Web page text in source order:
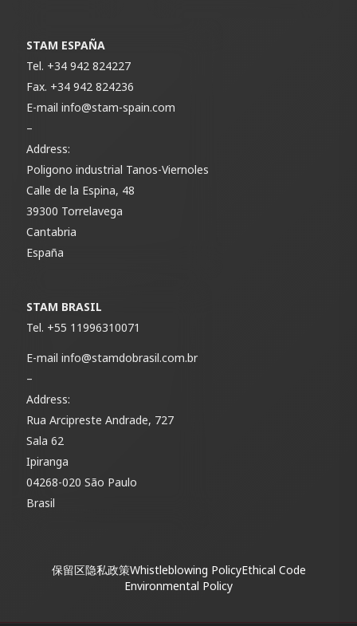
STAM ESPAÑA
Tel. +34 942 824227
Fax. +34 942 824236
E-mailinfo@stam-spain.com
–
Address:
Poligono industrial Tanos-Viernoles
Calle de la Espina, 48
39300 Torrelavega
Cantabria
España
STAM BRASIL
Tel. +55 11996310071
E-mailinfo@stamdobrasil.com.br
–
Address:
Rua Arcipreste Andrade, 727
Sala 62
Ipiranga
04268-020 São Paulo
Brasil
保留区隐私政策Whistleblowing PolicyEthical Code
Environmental Policy